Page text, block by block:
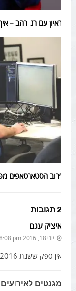
ראיון עם רני רהב –
״רוב הסטארטאפים
2 תגובות
איציק עגם
יוני 18, 2016 at 8:08 pm
אין ספק ששנת 2016 היא אתגר רציני לכל חברת קידום אתרים
מגנטים לאירועים